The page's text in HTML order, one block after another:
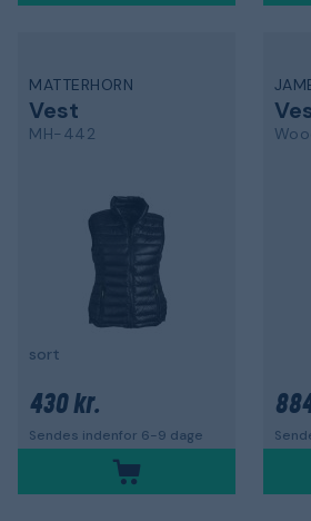
MATTERHORN
Vest
MH-442
sort
430 kr.
Sendes indenfor 6-9 dage